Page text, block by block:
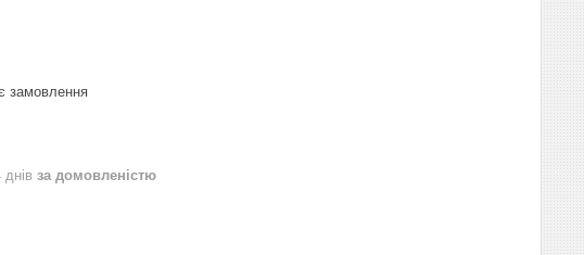
замовлення
за домовленістю